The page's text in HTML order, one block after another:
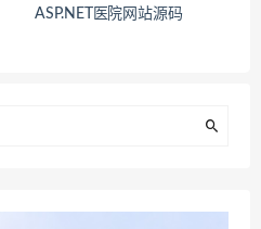
ASP.NET医院网站源码